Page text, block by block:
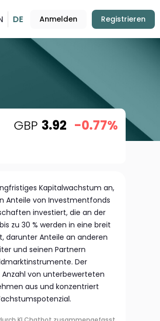
DE Anmelden Registrieren
GBP 3.92 -0.77%
Kapitalwachstum an,
Anteile von Investmentfonds
investiert, die an der
zu 30 % werden in eine breit
darunter Anteile an anderen
und seinen Partnern
Der
von unterbewerteten
aus und konzentriert